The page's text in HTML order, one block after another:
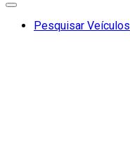
Pesquisar Veículos